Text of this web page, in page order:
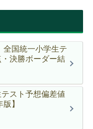
全国統一小学生テ
決勝ボーダー結
スト予想偏差値
】